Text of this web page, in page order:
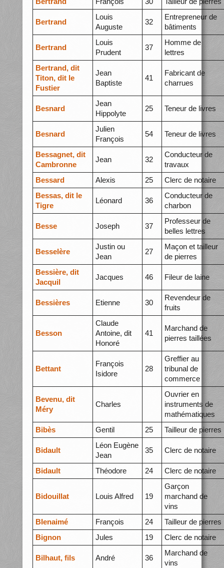
Bertrand
Louis
Auguste
32
Entrepreneur de
bâtiments
Bertrand
Louis
Prudent
37
Homme de
lettres
Bertrand, dit
Titon, dit le
Fustier
Jean
Baptiste
41
Fabricant de
charrues
Besnard
Jean
Hippolyte
25 Teneur de livres
Besnard
Julien
François
54 Teneur de livres
Bessagnet, dit
Cambronne
Jean 32
Conducteur de
travaux
Bessard
Alexis 25
Clerc de notaire
Bessas, dit le
Tigre
Léonard 36
Conducteur de
charbon
Besse Joseph 37
Professeur de
belles lettres
Besselère
Justin ou
Jean
27
Maçon et tailleur
de pierres
Bessière, dit
Jacquil
Jacques 46 Fileur de laine
Bessières Etienne 30
Revendeur de
fruits
Besson
Claude
Antoine, dit
Honoré
41
Marchand de
pierres taillées
Bettant
François
Isidore
28
Greffier au
tribunal de
commerce
Bevenu, dit
Méry
Charles
Ouvrier en
instruments de
mathématiques
Bibès
Gentil 25 Tailleur de pierres
Bidault
Léon Eugène
Jean
35 Clerc de notaire
Bidault Théodore 24 Clerc de notaire
Bidouillat Louis Alfred 19
Garçon
marchand de
vins
BIenaimé
François 24
Tailleur de pierres
Bignon
Jules 19 Clerc de notaire
Bilhaut, fils André 36
Marchand de
vins